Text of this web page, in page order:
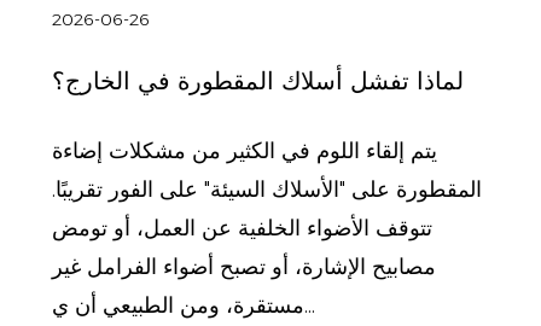
2026-06-26
لماذا تفشل أسلاك المقطورة في الخارج؟
يتم إلقاء اللوم في الكثير من مشكلات إضاءة
المقطورة على "الأسلاك السيئة" على الفور تقريبًا.
تتوقف الأضواء الخلفية عن العمل، أو تومض
مصابيح الإشارة، أو تصبح أضواء الفرامل غير
مستقرة، ومن الطبيعي أن ي...